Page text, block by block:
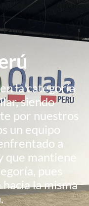
la categoría
siendo
por nuestros
un equipo
a
que mantiene
pues
la misma